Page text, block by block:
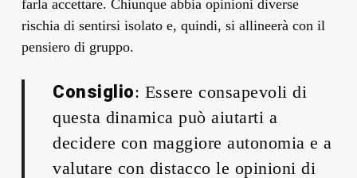
farla accettare. Chiunque abbia opinioni diverse
rischia di sentirsi isolato e, quindi, si allineerà con il
pensiero di gruppo.
Consiglio: Essere consapevoli di
questa dinamica può aiutarti a
decidere con maggiore autonomia e a
valutare con distacco le opinioni di